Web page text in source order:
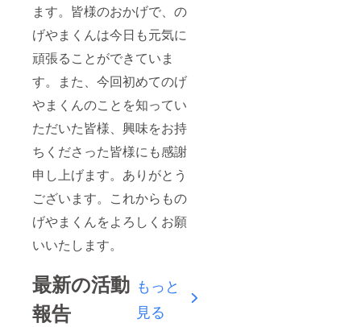
ます。皆様のおかげで、の
げやまくんは今日も元気に
頑張ることができていま
す。また、今回初めてのげ
やまくんのことを知ってい
ただいた皆様、興味をお持
ちくださった皆様にも感謝
申し上げます。ありがとう
ございます。これからもの
げやまくんをよろしくお願
いいたします。
最新の活動
報告
もっと
見る